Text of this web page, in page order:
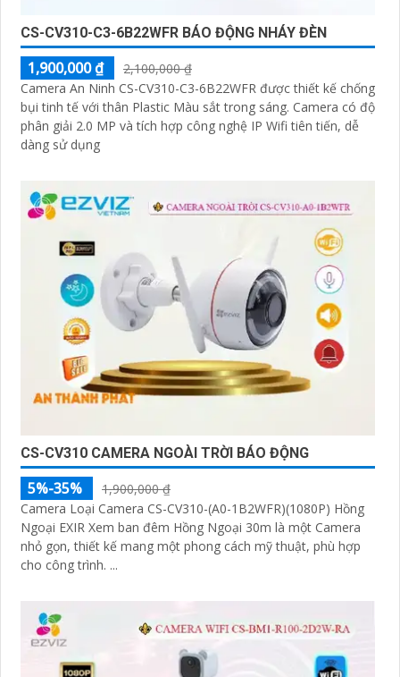
CS-CV310-C3-6B22WFR BÁO ĐỘNG NHÁY ĐÈN
1,900,000 ₫
2,100,000 ₫
Camera An Ninh CS-CV310-C3-6B22WFR được thiết kế chống
bụi tinh tế với thân Plastic Màu sắt trong sáng. Camera có độ
phân giải 2.0 MP và tích hợp công nghệ IP Wifi tiên tiến, dễ
dàng sử dụng
CS-CV310 CAMERA NGOÀI TRỜI BÁO ĐỘNG
5%-35%
1,900,000 ₫
Camera Loại Camera CS-CV310-(A0-1B2WFR)(1080P) Hồng
Ngoại EXIR Xem ban đêm Hồng Ngoại 30m là một Camera
nhỏ gọn, thiết kế mang một phong cách mỹ thuật, phù hợp
cho công trình. ...